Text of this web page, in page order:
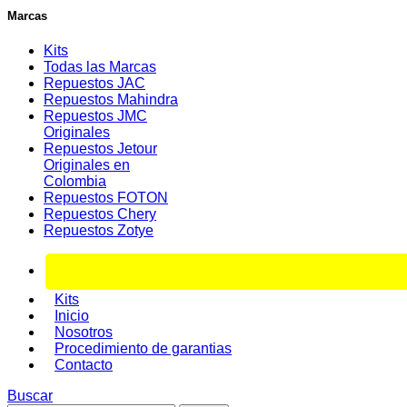
Marcas
Kits
Todas las Marcas
Repuestos JAC
Repuestos Mahindra
Repuestos JMC
Originales
Repuestos Jetour
Originales en
Colombia
Repuestos FOTON
Repuestos Chery
Repuestos Zotye
Kits
Inicio
Nosotros
Procedimiento de garantias
Contacto
Buscar